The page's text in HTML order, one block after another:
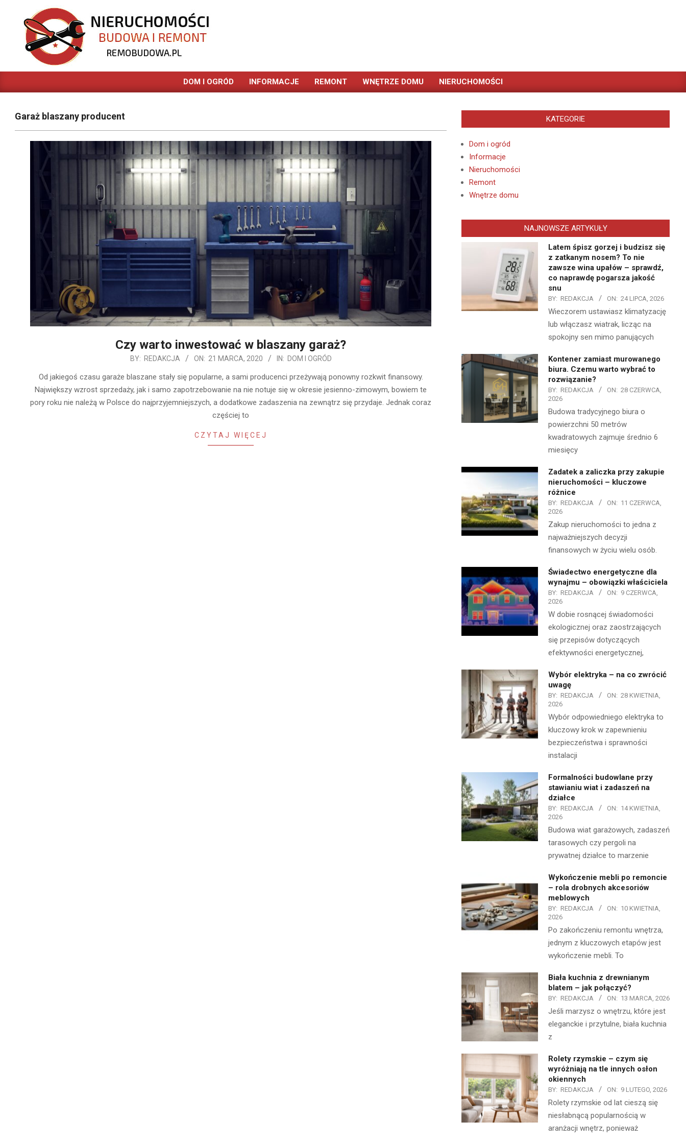
content
REMOBUDOWA.PL
Primary
DOM I OGRÓD INFORMACJE REMONT WNĘTRZE DOMU NIERUCHOMOŚCI
Garaż blaszany producent
Czy warto inwestować w blaszany garaż?
BY: REDAKCJA ON: 21 MARCA, 2020 IN: DOM I OGRÓD
Od jakiegoś czasu garaże blaszane stały się popularne, a sami producenci przeżywają ponowny rozkwit finansowy.
Największy wzrost sprzedaży, jak i samo zapotrzebowanie na nie notuje się w okresie jesienno-zimowym, bowiem te
pory roku nie należą w Polsce do najprzyjemniejszych, a dodatkowe zadaszenia na zewnątrz się przydaje. Jednak coraz
częściej to
CZYTAJ WIĘCEJ
KATEGORIE
Dom i ogród
Informacje
Nieruchomości
Remont
Wnętrze domu
NAJNOWSZE ARTYKUŁY
Latem śpisz gorzej i budzisz się
z zatkanym nosem? To nie
zawsze wina upałów – sprawdź,
co naprawdę pogarsza jakość
snu
BY: REDAKCJA ON: 24 LIPCA, 2026
Wieczorem ustawiasz klimatyzację
lub włączasz wiatrak, licząc na
spokojny sen mimo panujących
Kontener zamiast murowanego
biura. Czemu warto wybrać to
rozwiązanie?
BY: REDAKCJA ON: 28 CZERWCA,
2026
Budowa tradycyjnego biura o
powierzchni 50 metrów
kwadratowych zajmuje średnio 6
miesięcy
Zadatek a zaliczka przy zakupie
nieruchomości – kluczowe
różnice
BY: REDAKCJA ON: 11 CZERWCA,
2026
Zakup nieruchomości to jedna z
najważniejszych decyzji
finansowych w życiu wielu osób.
Świadectwo energetyczne dla
wynajmu – obowiązki właściciela
BY: REDAKCJA ON: 9 CZERWCA,
2026
W dobie rosnącej świadomości
ekologicznej oraz zaostrzających
się przepisów dotyczących
efektywności energetycznej,
Wybór elektryka – na co zwrócić
uwagę
BY: REDAKCJA ON: 28 KWIETNIA,
2026
Wybór odpowiedniego elektryka to
kluczowy krok w zapewnieniu
bezpieczeństwa i sprawności
instalacji
Formalności budowlane przy
stawianiu wiat i zadaszeń na
działce
BY: REDAKCJA ON: 14 KWIETNIA,
2026
Budowa wiat garażowych, zadaszeń
tarasowych czy pergoli na
prywatnej działce to marzenie
Wykończenie mebli po remoncie
– rola drobnych akcesoriów
meblowych
BY: REDAKCJA ON: 10 KWIETNIA,
2026
Po zakończeniu remontu wnętrza,
jednym z kluczowych etapów jest
wykończenie mebli. To
Biała kuchnia z drewnianym
blatem – jak połączyć?
BY: REDAKCJA ON: 13 MARCA, 2026
Jeśli marzysz o wnętrzu, które jest
eleganckie i przytulne, biała kuchnia
z
Rolety rzymskie – czym się
wyróżniają na tle innych osłon
okiennych
BY: REDAKCJA ON: 9 LUTEGO, 2026
Rolety rzymskie od lat cieszą się
niesłabnącą popularnością w
aranżacji wnętrz, ponieważ